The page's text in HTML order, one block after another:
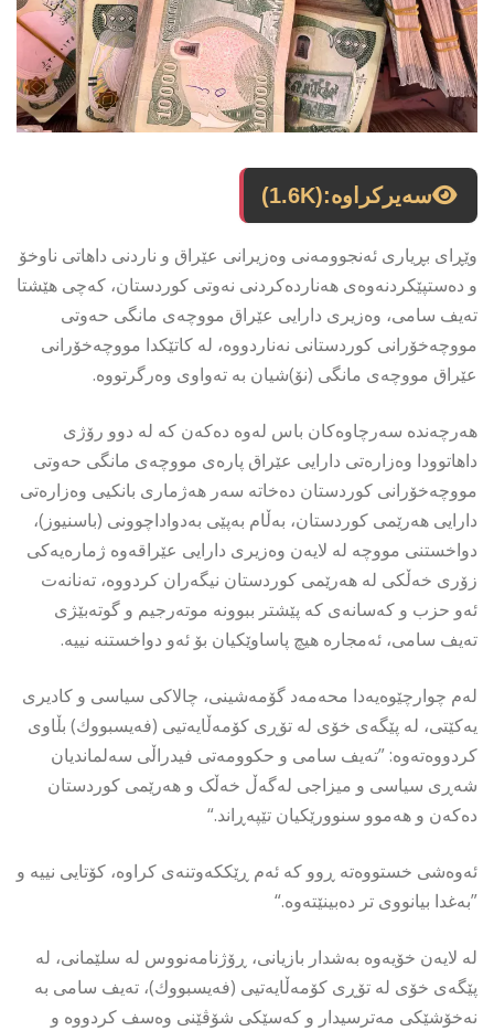
سەیرکراوە:(1.6K)
وێڕای بڕیاری ئەنجوومەنی وەزیرانی عێراق و ناردنی داهاتی ناوخۆ
و دەستپێكردنەوەی هەناردەكردنی نەوتی كوردستان، كەچی هێشتا
تەیف سامی، وەزیری دارایی عێراق مووچەی مانگی حەوتی
مووچەخۆرانی كوردستانی نەناردووە، لە كاتێكدا مووچەخۆرانی
عێراق مووچەی مانگی (نۆ)شیان بە تەواوی وەرگرتووە.
هەرچەندە سەرچاوەكان باس لەوە دەكەن كە لە دوو رۆژی
داهاتوودا وەزارەتی دارایی عێراق پارەی مووچەی مانگی حەوتی
مووچەخۆرانی كوردستان دەخاتە سەر هەژماری بانكیی وەزارەتی
دارایی هەرێمی كوردستان، بەڵام بەپێی بەدواداچوونی (باسنیوز)،
دواخستنی مووچە لە لایەن وەزیری دارایی عێراقەوە ژمارەیەكی
زۆری خەڵكی لە هەرێمی كوردستان نیگەران كردووە، تەنانەت
ئەو حزب و كەسانەی كە پێشتر ببوونە موتەرجیم و گوتەبێژی
تەیف سامی، ئەمجارە هیچ پاساوێكیان بۆ ئەو دواخستنە نییە.
لەم چوارچێوەیەدا محەمەد گۆمەشینی، چالاكی سیاسی و كادیری
یەكێتی، لە پێگەی خۆی لە تۆڕی كۆمەڵایەتیی (فەیسبووك) بڵاوی
كردووەتەوە: ”تەیف سامی و حکوومەتی فیدراڵی سەلماندیان
شەڕی سیاسی و میزاجی لەگەڵ خەڵک و هەرێمی كوردستان
دەکەن و هەموو سنوورێکیان تێپەڕاند.“
ئەوەشی خستووەتە ڕوو كە ئەم ڕێككەوتنەی كراوە، كۆتایی نییە و
”بەغدا بیانووی تر دەبینێتەوە.“
لە لایەن خۆیەوە بەشدار بازیانی، ڕۆژنامەنووس لە سلێمانی، لە
پێگەی خۆی لە تۆڕی كۆمەڵایەتیی (فەیسبووك)، تەیف سامی بە
نەخۆشێكی مەترسیدار و كەسێكی شۆڤێنی وەسف كردووە و